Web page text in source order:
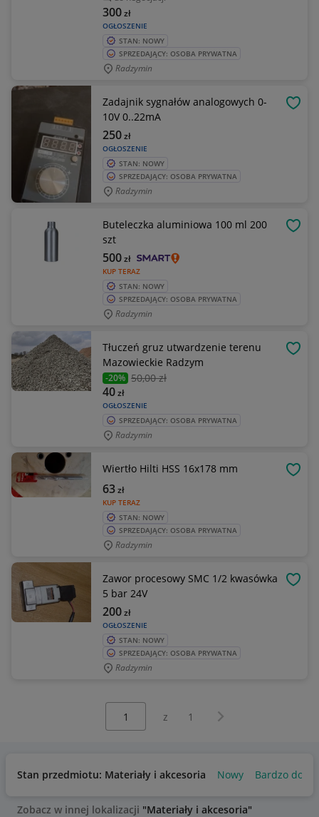
OGŁOSZENIE
300zł
STAN: NOWY
SPRZEDAJĄCY: OSOBA PRYWATNA
Radzymin
Zadajnik sygnałów analogowych 0-
10V 0..22mA
OGŁOSZENIE
250zł
STAN: NOWY
SPRZEDAJĄCY: OSOBA PRYWATNA
Radzymin
Buteleczka aluminiowa 100 ml 200
szt
KUP TERAZ
500zł
STAN: NOWY
SPRZEDAJĄCY: OSOBA PRYWATNA
Radzymin
Tłuczeń gruz utwardzenie terenu
Mazowieckie Radzym
-20% 50,00 zł
OGŁOSZENIE
40zł
SPRZEDAJĄCY: OSOBA PRYWATNA
Radzymin
Wiertło Hilti HSS 16x178 mm
KUP TERAZ
63zł
STAN: NOWY
SPRZEDAJĄCY: OSOBA PRYWATNA
Radzymin
Zawor procesowy SMC 1/2 kwasówka
5 bar 24V
OGŁOSZENIE
200zł
STAN: NOWY
SPRZEDAJĄCY: OSOBA PRYWATNA
Radzymin
z 1 Następna strona
Stan przedmiotu: Materiały i akcesoria Nowy Bardzo dobry
Zobacz w innej lokalizacji "Materiały i akcesoria"